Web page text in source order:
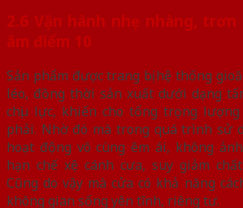
2.6 Vận hành nhẹ nhàng,
âm điểm 10
Sản phẩm được trang bị hệ thống
léo, đồng thời sản xuất dưới dạng
chịu lực, khiến cho tổng trọng
phải. Nhờ đó mà trong quá trình sử
hoạt động vô cùng êm ái, không
hạn chế xệ cánh cưa, suy giảm
Cũng do vậy mà cửa có khả năng
không gian sống yên tĩnh, riêng tư.